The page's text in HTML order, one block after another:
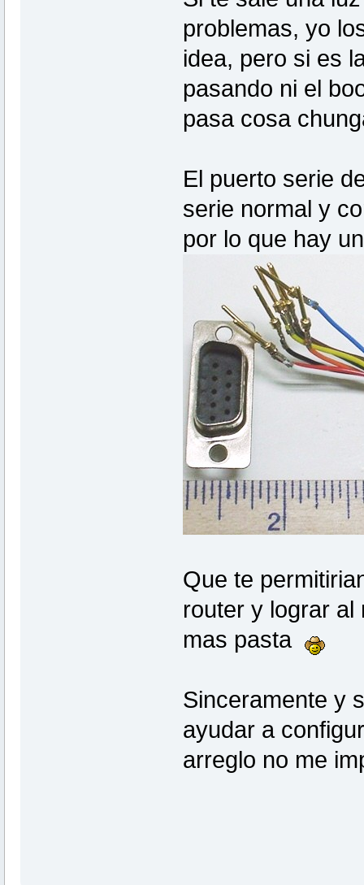
problemas, yo
idea, pero si es
pasando ni el
pasa cosa
El puerto serie
serie normal y
por lo que hay
Que te
router y lograr
mas pasta
Sinceramente y
ayudar a
arreglo no me